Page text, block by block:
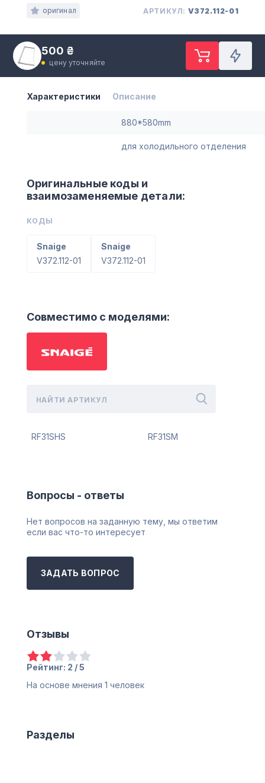
оригинал АРТИКУЛ: V372.112-01
500 ₴
цену уточняйте
Характеристики Описание
880*580mm
для холодильного отделения
Оригинальные коды и
взаимозаменяемые детали:
КОДЫ
Snaige
V372.112-01
Snaige
V372.112-01
Совместимо с моделями:
RF31SHS RF31SM
Вопросы - ответы
Нет вопросов на заданную тему, мы ответим
если вас что-то интересует
ЗАДАТЬ ВОПРОС
Отзывы
Рейтинг: 2 / 5
На основе мнения 1 человек
Разделы